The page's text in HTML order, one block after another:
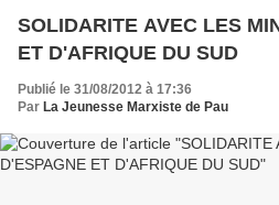
SOLIDARITE AVEC LES
ET D'AFRIQUE DU SUD
Publié le 31/08/2012 à 17:36
Par La Jeunesse Marxiste de Pau